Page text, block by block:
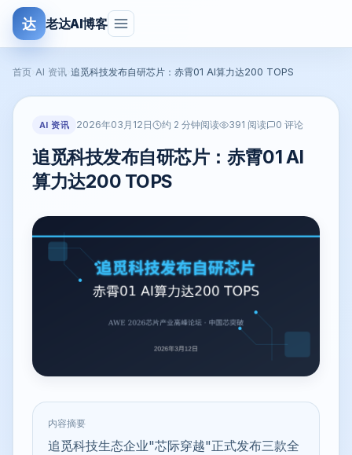
达 老达AI博客
首页 AI 资讯 追觅科技发布自研芯片：赤霄01 AI算力达200 TOPS
AI 资讯 2026年03月12日 约 2 分钟阅读 391 阅读 0 评论
追觅科技发布自研芯片：赤霄01 AI
算力达200 TOPS
内容摘要
追觅科技生态企业"芯际穿越"正式发布三款全